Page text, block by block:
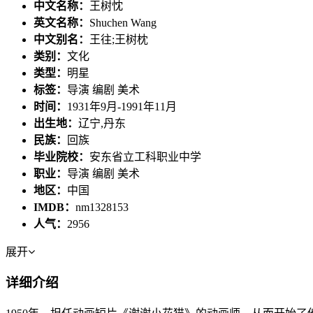
中文名称：
王树忱
英文名称： Shuchen Wang
中文别名：
王往;王树枕
类别： 文化
类型： 明星
标签： 导演 编剧 美术
时间： 1931年9月-1991年11月
出生地： 辽宁,丹东
民族：
回族
毕业院校： 安东省立工科职业中学
职业： 导演 编剧 美术
地区： 中国
IMDB： nm1328153
人气： 2956
展开
详细介绍